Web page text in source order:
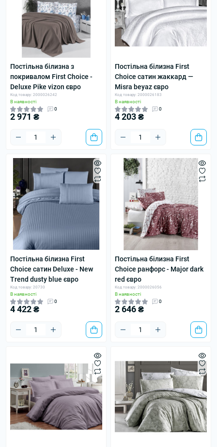
Постільна білизна з
покривалом First Choice -
Deluxe Pike vizon євро
Код товару: 2000026242
В наявності
0
2 971 ₴
Постільна білизна First
Choice сатин жаккард —
Misra beyaz євро
Код товару: 2000026183
В наявності
0
4 203 ₴
Постільна білизна First
Choice сатин Deluxe - New
Trend dusty blue євро
Код товару: 20730
В наявності
0
4 422 ₴
Постільна білизна First
Choice ранфорс - Major dark
red євро
Код товару: 2000026056
В наявності
0
2 646 ₴